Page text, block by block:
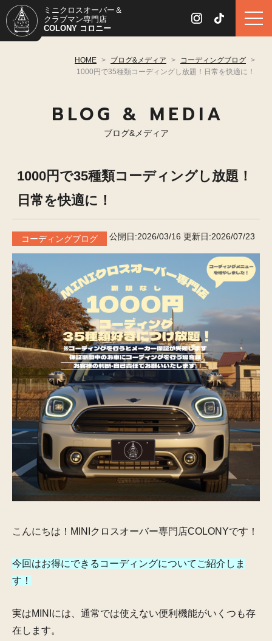
ミニクロスオーバー＆
クラブマン専門店
COLONY コロニー
HOME > ブログ&メディア > コーディングブログ >
1000円で35種類コーディングし放題！日常を快適に！
BLOG & MEDIA
ブログ&メディア
1000円で35種類コーディングし放題！
日常を快適に！
コーディングブログ 公開日:2026/03/16 更新日:2026/07/23
こんにちは！ MINIクロスオーバー専門店COLONYです！
今回はお得にできるコーディングについてご紹介しま
す！
実はMINIには、通常では使えない便利機能がいくつも存
在します。